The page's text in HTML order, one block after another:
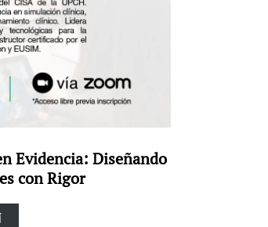
Evidencia: Diseñando
con Rigor